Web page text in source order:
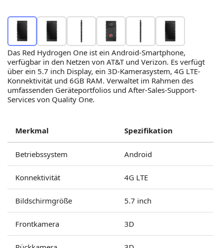
Das Red Hydrogen One ist ein Android-Smartphone,
verfügbar in den Netzen von AT&T und Verizon. Es verfügt
über ein 5.7 inch Display, ein 3D-Kamerasystem, 4G LTE-
Konnektivität und 6GB RAM. Verwaltet im Rahmen des
umfassenden Geräteportfolios und After-Sales-Support-
Services von Quality One.
Merkmal Spezifikation
Betriebssystem Android
Konnektivität 4G LTE
Bildschirmgröße 5.7 inch
Frontkamera 3D